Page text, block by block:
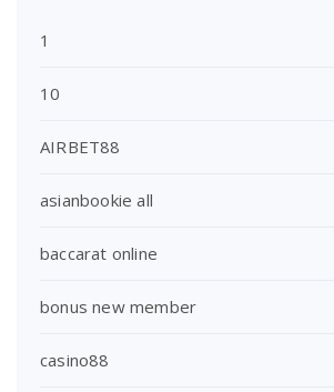
1
10
AIRBET88
asianbookie all
baccarat online
bonus new member
casino88